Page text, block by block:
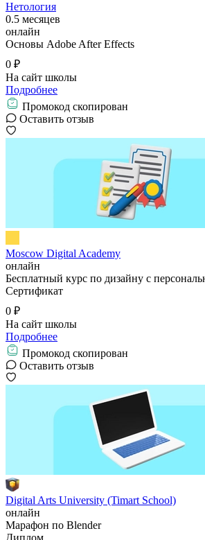
Нетология
0.5 месяцев
онлайн
Основы Adobe After Effects
0 ₽
На сайт школы
Подробнее
Промокод скопирован
Оставить отзыв
Moscow Digital Academy
онлайн
Бесплатный курс по дизайну с
Сертификат
0 ₽
На сайт школы
Подробнее
Промокод скопирован
Оставить отзыв
Digital Arts University (Timart School)
онлайн
Марафон по Blender